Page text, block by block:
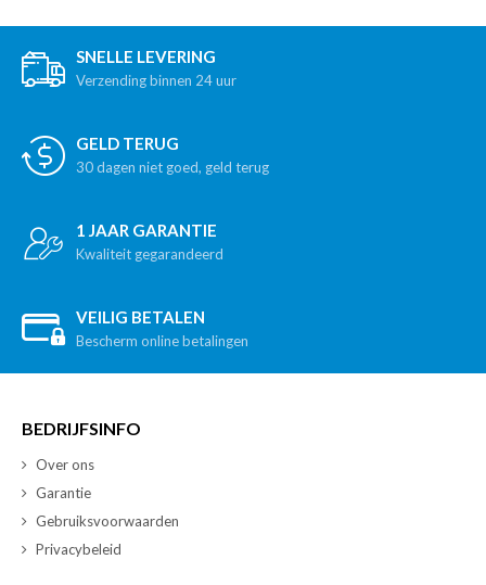
SNELLE LEVERING
Verzending binnen 24 uur
GELD TERUG
30 dagen niet goed, geld terug
1 JAAR GARANTIE
Kwaliteit gegarandeerd
VEILIG BETALEN
Bescherm online betalingen
BEDRIJFSINFO
Over ons
Garantie
Gebruiksvoorwaarden
Privacybeleid